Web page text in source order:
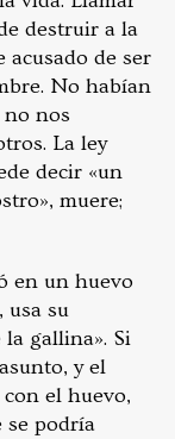
destruir a la
de ser
No habían
no nos
La ley
decir «un
muere;
en un huevo
usa su
la gallina». Si
y el
el huevo,
se podría